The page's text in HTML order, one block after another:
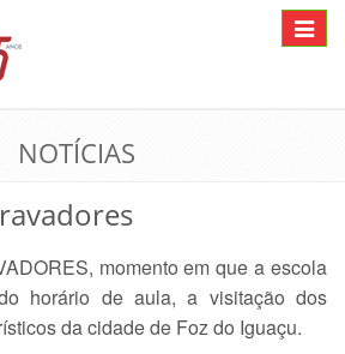
Toggle
NOTÍCIAS
momento em que a escola
horário de aula, a visitação dos
da cidade de Foz do Iguaçu.